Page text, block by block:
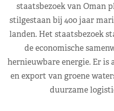
staatsbezoek van Oman
stilgestaan bij 400 jaar
landen. Het staatsbezoek
de economische
hernieuwbare energie. Er
en export van groene
duurzame